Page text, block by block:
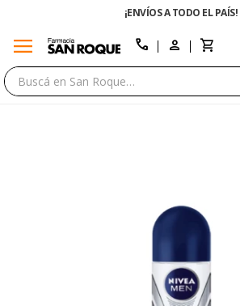
¡ENVÍOS A TODO EL PAÍS!
menu call
close